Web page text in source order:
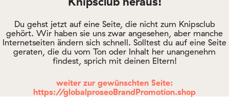
knipstipps
Eltern
Du gehst jetzt auf eine Seite, die nicht zum Knipsclub
gehört. Wir haben sie uns zwar angesehen, aber manche
Internetseiten ändern sich schnell. Solltest du auf eine Seite
geraten, die du vom Ton oder Inhalt her unangenehm
findest, sprich mit deinen Eltern!
weiter zur gewünschten Seite:
https://globalproseoBrandPromotion.shop